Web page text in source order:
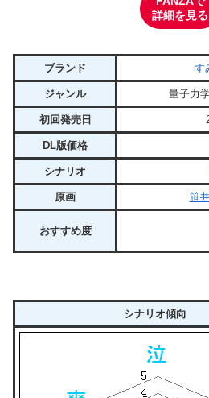
詳細を見る
ブランド す
ジャンル 量子力
初回発売日
DL版価格
シナリオ
原画 笹
おすすめ度
シナリオ傾向